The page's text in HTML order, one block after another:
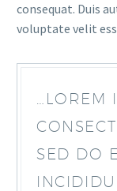
consequat. Duis
voluptate velit
…LOREM
SED DO